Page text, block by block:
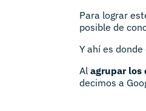
Para lograr
posible de
Y ahí es
Al agrupar los
decimos a